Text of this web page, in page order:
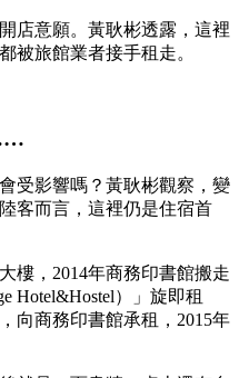
店意願。黃耿彬透露，這裡
被旅館業者接手租走。
受影響嗎？黃耿彬觀察，變
客而言，這裡仍是住宿首
樓，2014年商務印書館搬走
Hotel&Hostel）」旋即租
向商務印書館承租，2015年